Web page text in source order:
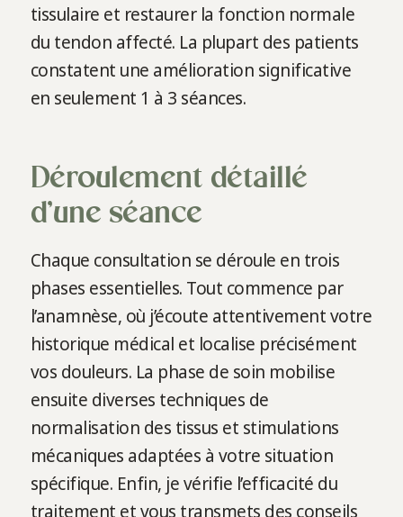
tissulaire et restaurer la fonction normale
du tendon affecté. La plupart des patients
constatent une amélioration significative
en seulement 1 à 3 séances.
Déroulement détaillé
d’une séance
Chaque consultation se déroule en trois
phases essentielles. Tout commence par
l’anamnèse, où j’écoute attentivement votre
historique médical et localise précisément
vos douleurs. La phase de soin mobilise
ensuite diverses techniques de
normalisation des tissus et stimulations
mécaniques adaptées à votre situation
spécifique. Enfin, je vérifie l’efficacité du
traitement et vous transmets des conseils